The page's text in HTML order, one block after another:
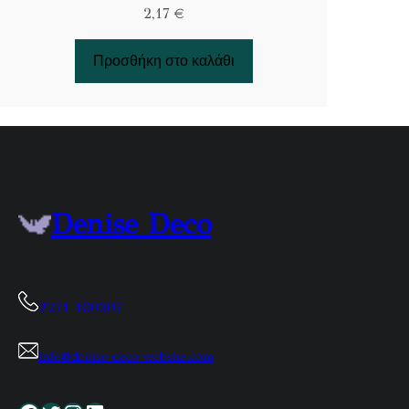
2,17 €
Προσθήκη στο καλάθι
Denise Deco
2271 100307
info@denise-deco-website.com